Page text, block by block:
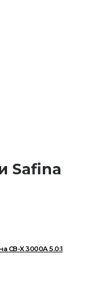
Safina
СВ-X 3000A 5.0:1